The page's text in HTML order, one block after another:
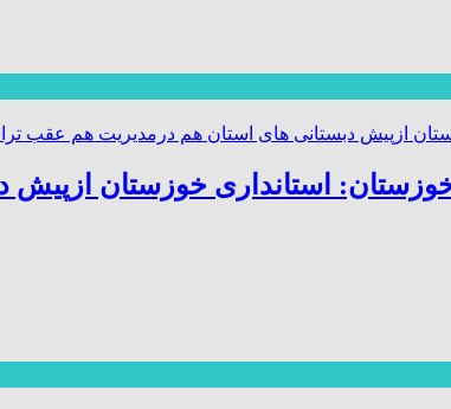
خوزستان: استانداری خوزستان